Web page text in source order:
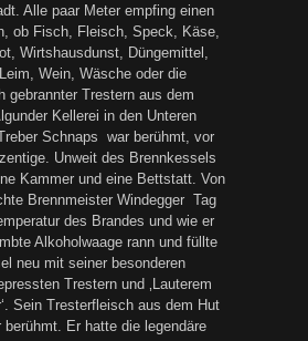
Alle paar Meter empfing einen
ob Fisch, Fleisch, Speck, Käse,
Wirtshausdunst, Düngemittel,
Wein, Wäsche oder die
gebrannter Trestern aus dem
Kellerei in den Unteren
Schnaps war berühmt, vor
Unweit des Brennkessels
Kammer und eine Bettstatt. Von
Brennmeister Windegger Tag
des Brandes und wie er
Alkoholwaage rann und füllte
neu mit seiner besonderen
Trestern und ‚Lauterem
Sein Tresterfleisch aus dem Hut
Er hatte die legendäre